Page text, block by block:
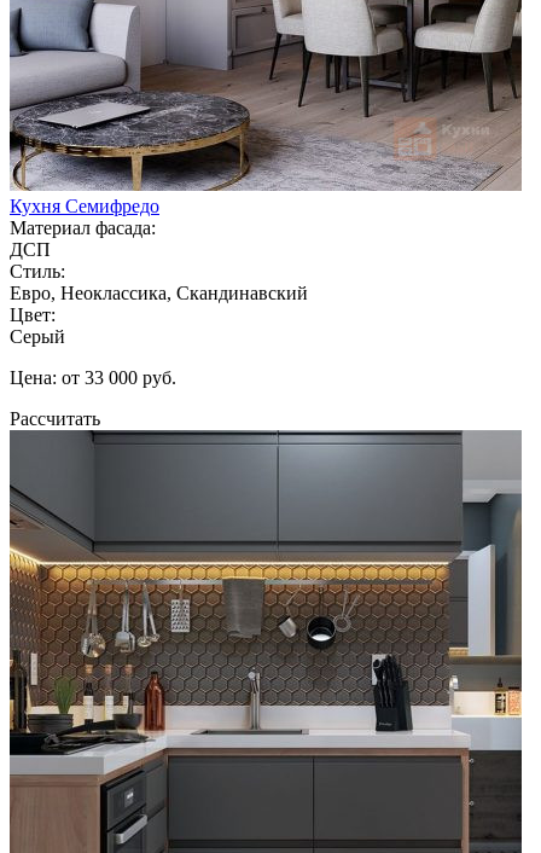
Кухня Семифредо
Материал фасада:
ДСП
Стиль:
Евро, Неоклассика, Скандинавский
Цвет:
Серый
Цена: от 33 000 руб.
Рассчитать